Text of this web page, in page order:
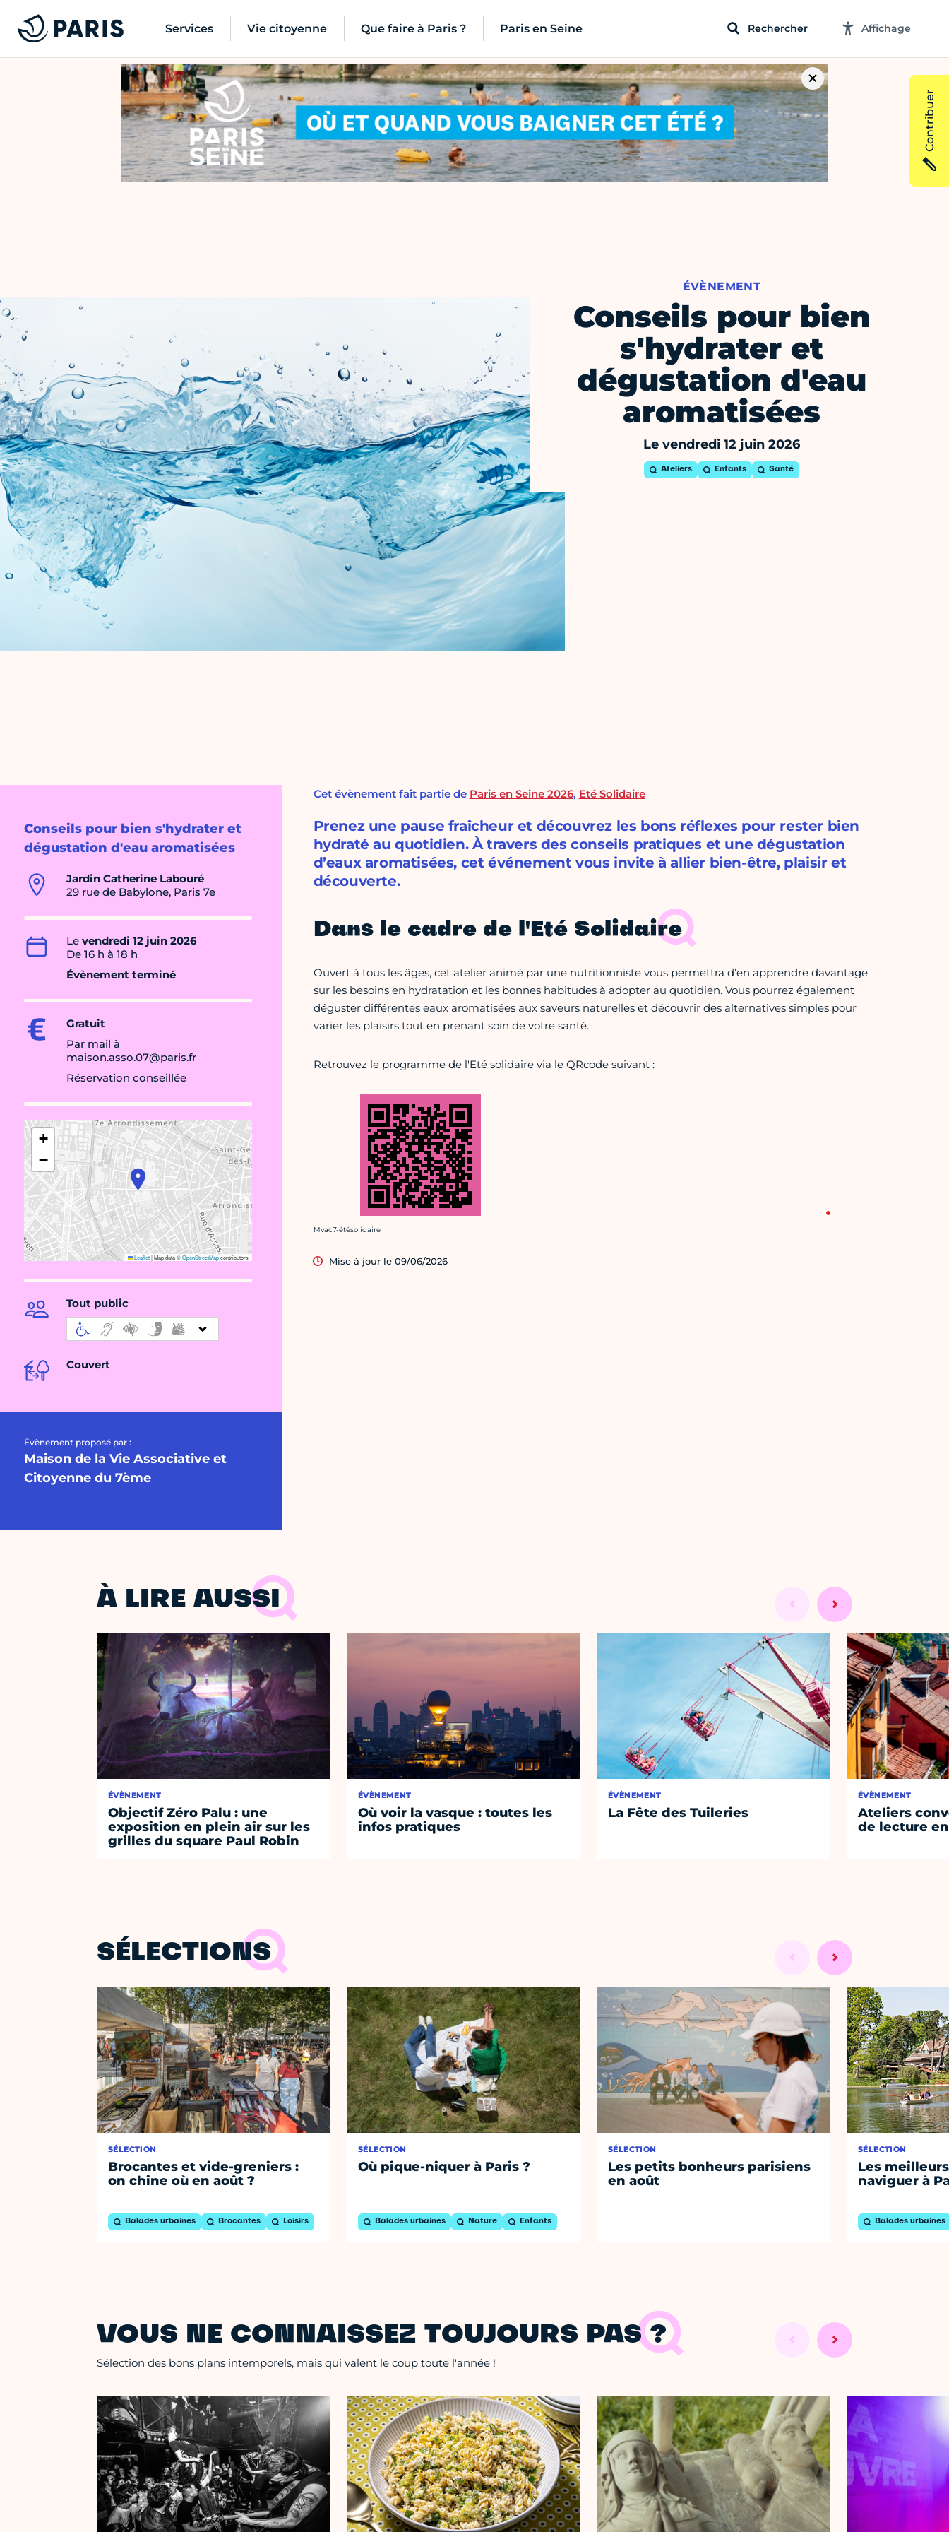
Services Vie citoyenne Que faire à Paris ? Paris en Seine Rechercher Affichage
ÉVÈNEMENT
Conseils pour bien
s'hydrater et
dégustation d'eau
aromatisées
Le vendredi 12 juin 2026
Ateliers Enfants Santé
Conseils pour bien s'hydrater et
dégustation d'eau aromatisées
Jardin Catherine Labouré
29 rue de Babylone, Paris 7e
Le vendredi 12 juin 2026
De 16 h à 18 h
Évènement terminé
Gratuit
Par mail à
maison.asso.07@paris.fr
Réservation conseillée
+
−
Leaflet|Map data ©OpenStreetMapcontributors
Tout public
Couvert
Évènement proposé par :
Maison de la Vie Associative et
Citoyenne du 7ème
Cet évènement fait partie de Paris en Seine 2026, Eté Solidaire
Prenez une pause fraîcheur et découvrez les bons réflexes pour rester bien
hydraté au quotidien. À travers des conseils pratiques et une dégustation
d’eaux aromatisées, cet événement vous invite à allier bien-être, plaisir et
découverte.
Dans le cadre de l'Eté Solidaire
Ouvert à tous les âges, cet atelier animé par une nutritionniste vous permettra d’en apprendre davantage
sur les besoins en hydratation et les bonnes habitudes à adopter au quotidien. Vous pourrez également
déguster différentes eaux aromatisées aux saveurs naturelles et découvrir des alternatives simples pour
varier les plaisirs tout en prenant soin de votre santé.
Retrouvez le programme de l'Eté solidaire via le QRcode suivant :
Crédit photo :
Mvac7-étésolidaire
Mise à jour le 09/06/2026
À LIRE AUSSI
ÉVÈNEMENT
Objectif Zéro Palu : une
exposition en plein air sur les
grilles du square Paul Robin
ÉVÈNEMENT
Où voir la vasque : toutes les
infos pratiques
ÉVÈNEMENT
La Fête des Tuileries
ÉVÈNEMENT
Ateliers
de lecture
SÉLECTIONS
SÉLECTION
Brocantes et vide-greniers :
on chine où en août ?
Balades urbaines Brocantes Loisirs
SÉLECTION
Où pique-niquer à Paris ?
Balades urbaines Nature Enfants
SÉLECTION
Les petits bonheurs parisiens
en août
SÉLECTION
Les
naviguer à
Balades urbaines
VOUS NE CONNAISSEZ TOUJOURS PAS ?
Sélection des bons plans intemporels, mais qui valent le coup toute l'année !
Contribuer